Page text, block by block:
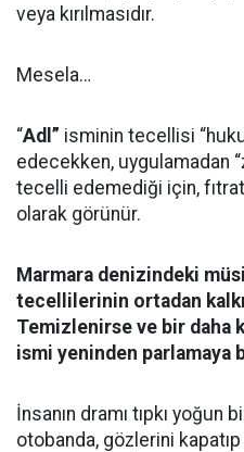
veya kırılmasıdır.
Mesela…
“Adl” isminin tecellisi
edecekken, uygulamadan
tecelli edemediği için,
olarak görünür.
Marmara denizindeki
tecellilerinin ortadan
Temizlenirse ve bir daha
ismi yeninden parlamaya
İnsanın dramı tıpkı
otobanda, gözlerini kapatıp